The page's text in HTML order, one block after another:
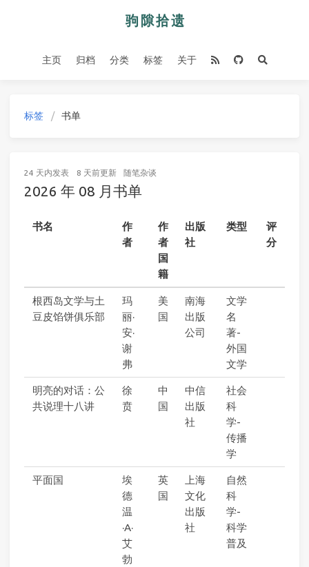
主页 归档 分类 标签 关于
标签 书单
24 天内发表 8 天前更新 随笔杂谈
2026 年 08 月书单
书名
作
者
作
者
国
籍
出版
社
类型
评
分
根西岛文学与土
豆皮馅饼俱乐部
玛
丽·
安·
谢
弗
美
国
南海
出版
公司
文学
名
著-
外国
文学
明亮的对话：公
共说理十八讲
徐
贲
中
国
中信
出版
社
社会
科
学-
传播
学
平面国
埃
德
温
·A·
艾
勃
英
国
上海
文化
出版
社
自然
科
学-
科学
普及